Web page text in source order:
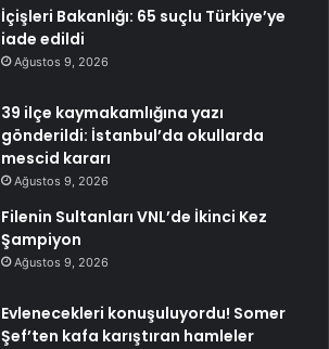
İçişleri Bakanlığı: 65 suçlu Türkiye’ye
iade edildi
Ağustos 9, 2026
39 ilçe kaymakamlığına yazı
gönderildi: İstanbul’da okullarda
mescid kararı
Ağustos 9, 2026
Filenin Sultanları VNL’de İkinci Kez
Şampiyon
Ağustos 9, 2026
Evlenecekleri konuşuluyordu! Somer
Şef’ten kafa karıştıran hamleler